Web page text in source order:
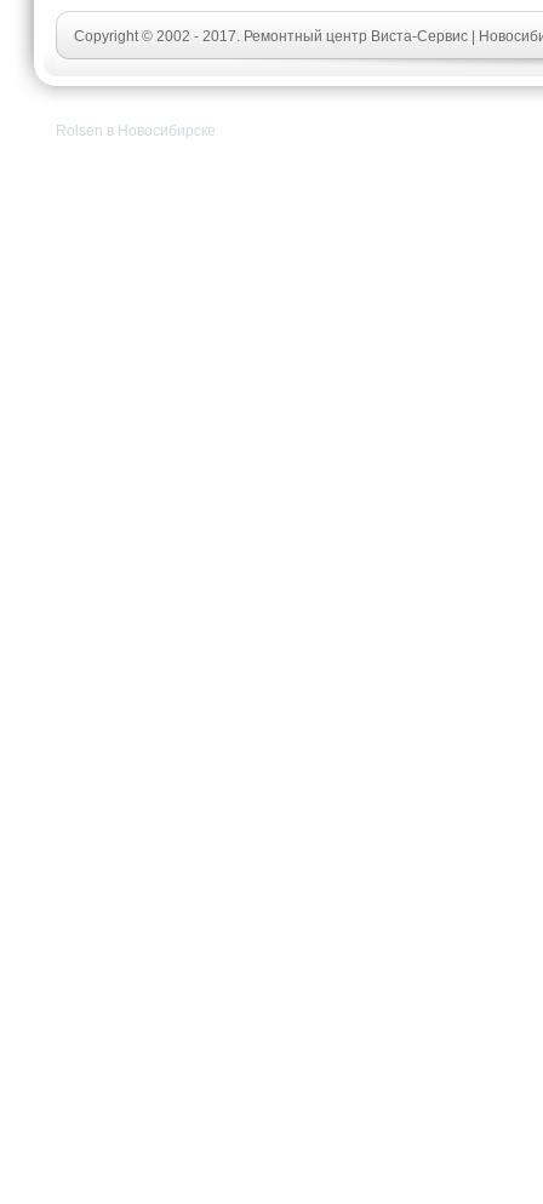
Copyright © 2002 - 2017. Ремонтный центр Виста-Сервис |
Rolsen в Новосибирске